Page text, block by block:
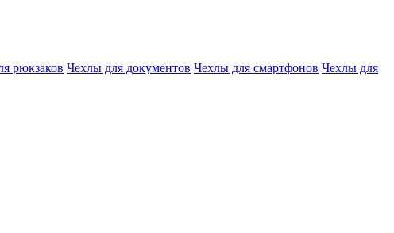
рюкзаков Чехлы для документов Чехлы для смартфонов Чехлы для